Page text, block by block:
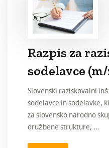
Razpis za
sodelavce
Slovenski raziskovalni
sodelavce in sodelavke,
za slovensko narodno
družbene strukture, …